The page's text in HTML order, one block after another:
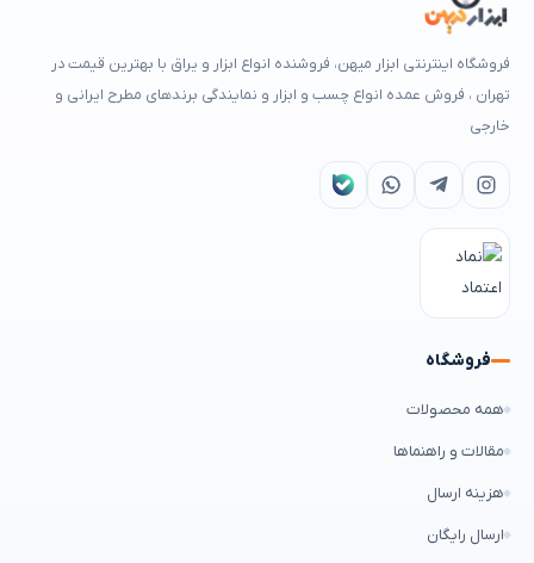
فروشگاه اینترنتی ابزار میهن، فروشنده انواع ابزار و یراق با بهترین قیمت در
تهران ، فروش عمده انواع چسب و ابزار و نمایندگی برندهای مطرح ایرانی و
خارجی
فروشگاه
همه محصولات
مقالات و راهنماها
هزینه ارسال
ارسال رایگان